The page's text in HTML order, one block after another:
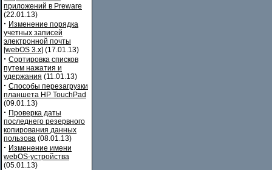
приложений в Preware
(22.01.13)
· Изменение порядка
учетных записей
электронной почты
[webOS 3.x] (17.01.13)
· Сортировка списков
путем нажатия и
удержания (11.01.13)
· Способы перезагрузки
планшета HP TouchPad
(09.01.13)
· Проверка даты
последнего резервного
копирования данных
пользова (08.01.13)
· Изменение имени
webOS-устройства
(05.01.13)